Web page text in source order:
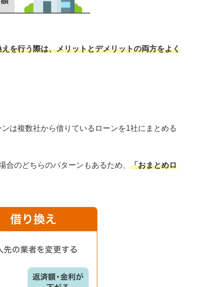
えを行う際は、メリットとデメリットの両方をよく
は複数社から借りているローンを1社にまとめる
のどちらのパターンもあるため、 「おまとめロ